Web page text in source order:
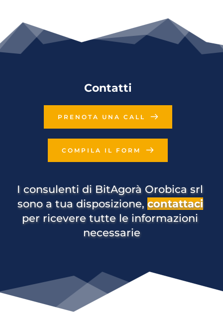
Contatti
PRENOTA UNA CALL
COMPILA IL FORM
I consulenti di BitAgorà Orobica srl
sono a tua disposizione, contattaci
per ricevere tutte le informazioni
necessarie